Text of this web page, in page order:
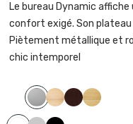
Le bureau Dynamic
confort exigé. Son
Piètement métallique et
chic intemporel
BLANC 100GRIS 153 HETRE 346 WENGE 409
BLANCGRIS